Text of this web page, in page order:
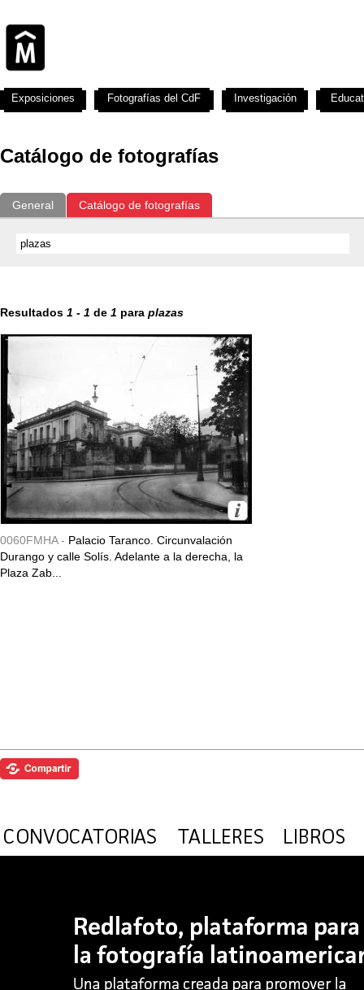
Catálogo de fotografías
General Catálogo de fotografías
Resultados 1 - 1 de 1 para plazas
0060FMHA - Palacio Taranco. Circunvalación
Durango y calle Solís. Adelante a la derecha, la
Plaza Zab...
Exposiciones Fotografías del CdF Investigación